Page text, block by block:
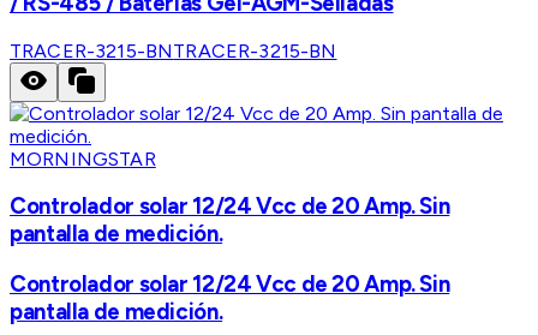
TRACER-3215-BNTRACER-3215-BN
MORNINGSTAR
Controlador solar 12/24 Vcc de 20 Amp. Sin
pantalla de medición.
Controlador solar 12/24 Vcc de 20 Amp. Sin
pantalla de medición.